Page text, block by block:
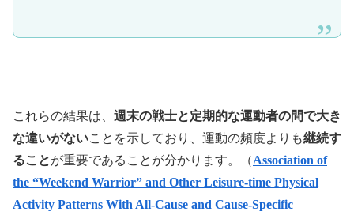
これらの結果は、 週末の戦士と定期的な運動者の間で大き
な違いがないことを示しており、運動の頻度よりも継続す
ることが重要であることが分かります。（Association of
the “Weekend Warrior” and Other Leisure-time Physical
Activity Patterns With All-Cause and Cause-Specific